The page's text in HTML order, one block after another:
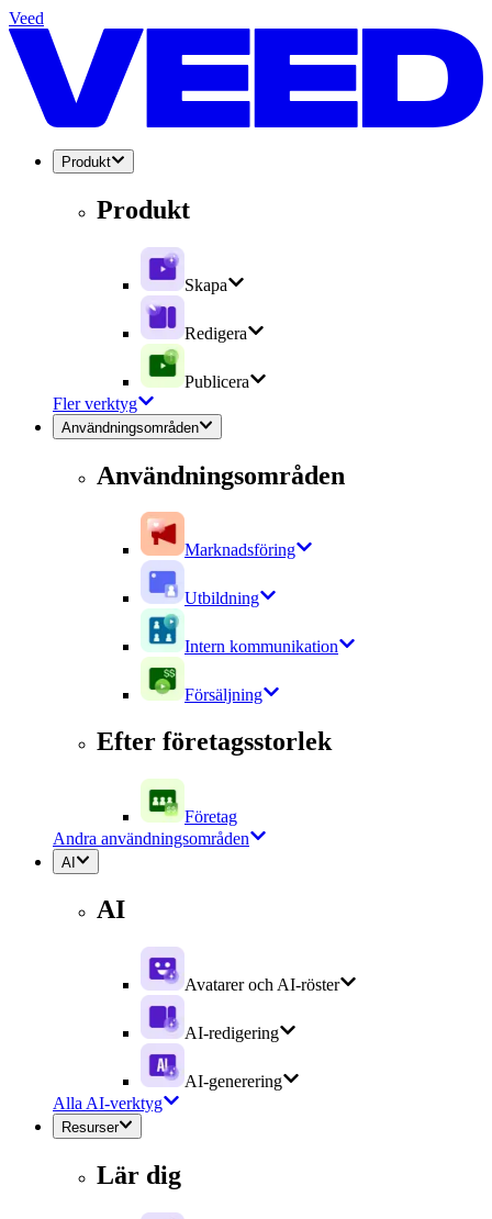
Veed
Produkt
Produkt
Skapa
Redigera
Publicera
Fler verktyg
Användningsområden
Användningsområden
Marknadsföring
Utbildning
Intern kommunikation
Försäljning
Efter företagsstorlek
Företag
Andra användningsområden
AI
AI
Avatarer och AI-röster
AI-redigering
AI-generering
Alla AI-verktyg
Resurser
Lär dig